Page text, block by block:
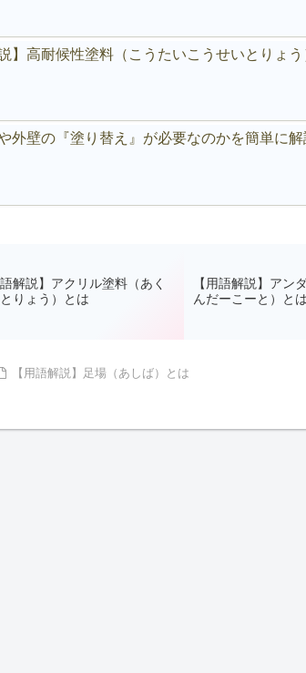
説】高耐候性塗料（こうたいこうせいとりょ
外壁の『塗り替え』が必要なのかを簡単に解
語解説】アクリル塗料（あく
りょう）とは
【用語解説】アン
んだーこーと）とは
【用語解説】足場（あしば）とは